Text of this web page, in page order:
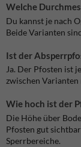
Welche
Du kannst je nach
Beide Varianten
Ist der
Ja. Der Pfosten ist
zwischen
Wie hoch ist der
Die Höhe über
Pfosten gut
Sperrbereiche.